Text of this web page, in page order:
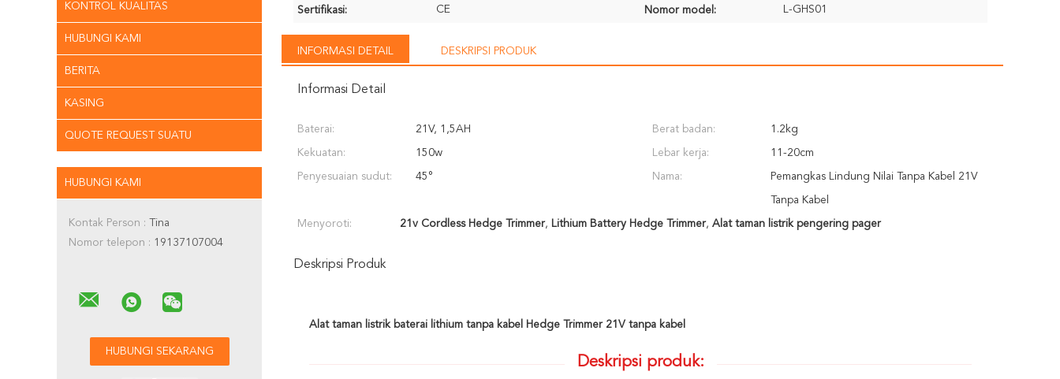
KONTROL KUALITAS
HUBUNGI KAMI
BERITA
KASING
QUOTE REQUEST SUATU
HUBUNGI KAMI
Kontak Person : Tina
Nomor telepon : 19137107004
Sertifikasi: CE Nomor model: L-GHS01
INFORMASI DETAIL DESKRIPSI PRODUK
Informasi Detail
Baterai: 21V, 1,5AH Berat badan: 1.2kg
Kekuatan: 150w Lebar kerja: 11-20cm
Penyesuaian sudut: 45° Nama: Pemangkas Lindung Nilai Tanpa Kabel 21V
Tanpa Kabel
Menyoroti: 21v Cordless Hedge Trimmer, Lithium Battery Hedge Trimmer, Alat taman listrik pengering pager
Deskripsi Produk
Alat taman listrik baterai lithium tanpa kabel Hedge Trimmer 21V tanpa kabel
Deskripsi produk: